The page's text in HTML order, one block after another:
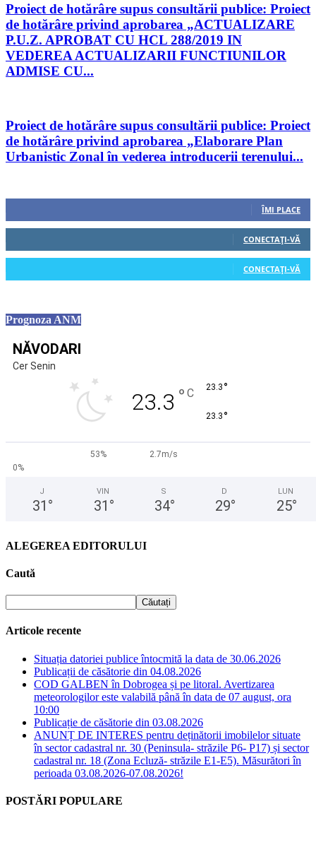
Proiect de hotărâre supus consultării publice: Proiect
de hotărâre privind aprobarea „ACTUALIZARE
P.U.Z. APROBAT CU HCL 288/2019 IN
VEDEREA ACTUALIZARII FUNCTIUNILOR
ADMISE CU...
Proiect de hotărâre supus consultării publice: Proiect
de hotărâre privind aprobarea „Elaborare Plan
Urbanistic Zonal în vederea introducerii terenului...
ÎMI PLACE
CONECTAȚI-VĂ
CONECTAȚI-VĂ
Prognoza ANM
NĂVODARI
Cer Senin
23.3 ° C 23.3 °
23.3 °
53%
2.7m/s
0%
J
31 °
VIN
31 °
S
34°
D
29°
LUN
25°
ALEGEREA EDITORULUI
Caută
Articole recente
Situația datoriei publice întocmită la data de 30.06.2026
Publicații de căsătorie din 04.08.2026
COD GALBEN în Dobrogea și pe litoral. Avertizarea
meteorologilor este valabilă până în data de 07 august, ora
10:00
Publicație de căsătorie din 03.08.2026
ANUNȚ DE INTERES pentru deținătorii imobilelor situate
în sector cadastral nr. 30 (Peninsula- străzile P6- P17) și sector
cadastral nr. 18 (Zona Ecluză- străzile E1-E5). Măsurători în
perioada 03.08.2026-07.08.2026!
POSTĂRI POPULARE